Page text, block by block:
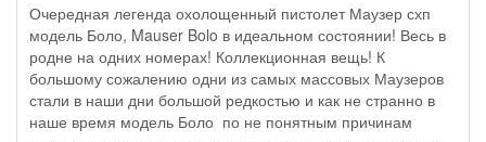
Очередная легенда охолощенный пистолет Маузер схп
модель Боло, Mauser Bolo в идеальном состоянии! Весь в
родне на одних номерах! Коллекционная вещь! К
большому сожалению одни из самых массовых Маузеров
стали в наши дни большой редкостью и как не странно в
наше время модель Боло по не понятным причинам